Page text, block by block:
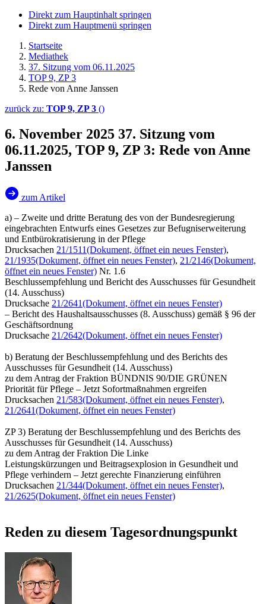
Direkt zum Hauptinhalt springen
Direkt zum Hauptmenü springen
Startseite
Mediathek
37. Sitzung vom 06.11.2025
TOP 9, ZP 3
Rede von Anne Janssen
zurück zu: TOP 9, ZP 3 ()
6. November 2025 37. Sitzung vom
06.11.2025, TOP 9, ZP 3: Rede von Anne
Janssen
zum Artikel
a) – Zweite und dritte Beratung des von der Bundesregierung
eingebrachten Entwurfs eines Gesetzes zur Befugniserweiterung
und Entbürokratisierung in der Pflege
Drucksachen 21/1511(Dokument, öffnet ein neues Fenster),
21/1935(Dokument, öffnet ein neues Fenster), 21/2146(Dokument,
öffnet ein neues Fenster) Nr. 1.6
Beschlussempfehlung und Bericht des Ausschusses für Gesundheit
(14. Ausschuss)
Drucksache 21/2641(Dokument, öffnet ein neues Fenster)
– Bericht des Haushaltsausschusses (8. Ausschuss) gemäß § 96 der
Geschäftsordnung
Drucksache 21/2642(Dokument, öffnet ein neues Fenster)
b) Beratung der Beschlussempfehlung und des Berichts des
Ausschusses für Gesundheit (14. Ausschuss)
zu dem Antrag der Fraktion BÜNDNIS 90/DIE GRÜNEN
Priorität für Pflege – Jetzt Sofortmaßnahmen ergreifen
Drucksachen 21/583(Dokument, öffnet ein neues Fenster),
21/2641(Dokument, öffnet ein neues Fenster)
ZP 3) Beratung der Beschlussempfehlung und des Berichts des
Ausschusses für Gesundheit (14. Ausschuss)
zu dem Antrag der Fraktion Die Linke
Leistungskürzungen und Beitragsexplosion in Gesundheit und
Pflege verhindern – Jetzt gerechte Finanzierung einführen
Drucksachen 21/344(Dokument, öffnet ein neues Fenster),
21/2625(Dokument, öffnet ein neues Fenster)
Reden zu diesem Tagesordnungspunkt